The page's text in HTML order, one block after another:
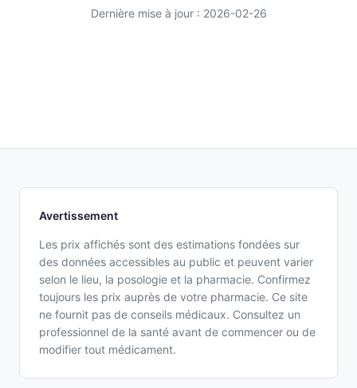
Dernière mise à jour : 2026-02-26
Avertissement
Les prix affichés sont des estimations fondées sur
des données accessibles au public et peuvent varier
selon le lieu, la posologie et la pharmacie. Confirmez
toujours les prix auprès de votre pharmacie. Ce site
ne fournit pas de conseils médicaux. Consultez un
professionnel de la santé avant de commencer ou de
modifier tout médicament.